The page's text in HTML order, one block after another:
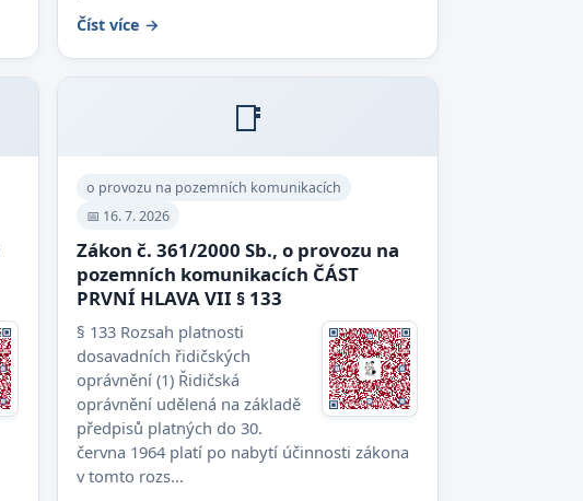
Číst více →
📑
o provozu na pozemních komunikacích
📅 16. 7. 2026
Zákon č. 361/2000 Sb., o provozu na
pozemních komunikacích ČÁST
PRVNÍ HLAVA VII § 133
§ 133 Rozsah platnosti
dosavadních řidičských
oprávnění (1) Řidičská
oprávnění udělená na základě
předpisů platných do 30.
června 1964 platí po nabytí účinnosti zákona
v tomto rozs...